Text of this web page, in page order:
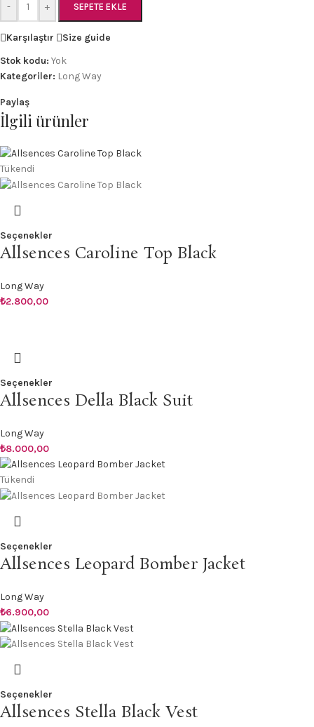
- + SEPETE EKLE
Karşılaştır
Size guide
Stok kodu: Yok
Kategoriler: Long Way
Paylaş
İlgili ürünler
Tükendi
Seçenekler
Allsences Caroline Top Black
Long Way
₺2.800,00
Seçenekler
Allsences Della Black Suit
Long Way
₺8.000,00
Tükendi
Seçenekler
Allsences Leopard Bomber Jacket
Long Way
₺6.900,00
Seçenekler
Allsences Stella Black Vest